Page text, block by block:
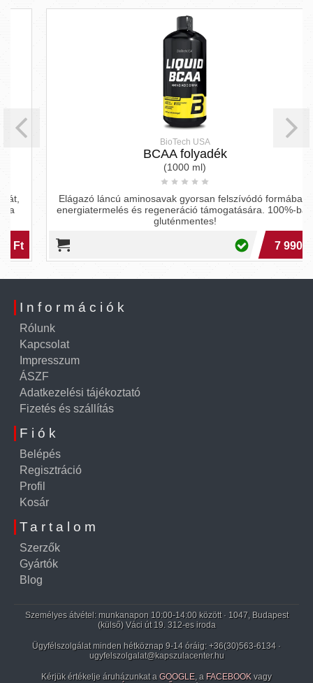
BioTech USA
BCAA folyadék
(1000 ml)
Elágazó láncú aminosavak gyorsan felszívódó formában,
energiatermelés és regeneráció támogatására. 100%-ban
gluténmentes!
7 990 Ft
Információk
Rólunk
Kapcsolat
Impresszum
ÁSZF
Adatkezelési tájékoztató
Fizetés és szállítás
Fiók
Belépés
Regisztráció
Profil
Kosár
Tartalom
Szerzők
Gyártók
Blog
Személyes átvétel: munkanapon 10:00-14:00 között · 1047, Budapest
(külső) Váci út 19. 312-es iroda
Ügyfélszolgálat minden hétköznap 9-14 óráig: +36(30)563-6134 ·
ugyfelszolgalat@kapszulacenter.hu
Kérjük értékelje áruházunkat a GOOGLE, a FACEBOOK vagy